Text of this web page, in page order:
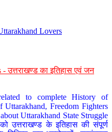
Lovers
उत्तराखण्ड का इतिहास एवं जन
to complete History of
Freedom Fighters
Uttarakhand State Struggle
उत्तराखण्ड के इतिहास की संपूर्ण